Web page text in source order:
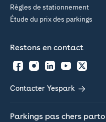
Règles de stationnement
Étude du prix des parkings
Restons en contact
FacebookInstagramLinkedInYouTubeTwitter
Contacter Yespark
Parkings pas chers